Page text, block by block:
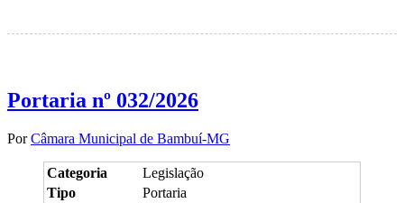
Portaria nº 032/2026
PorCâmara Municipal de Bambuí-MG
Categoria
Legislação
Tipo
Portaria